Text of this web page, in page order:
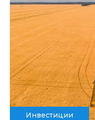
Инвестиции